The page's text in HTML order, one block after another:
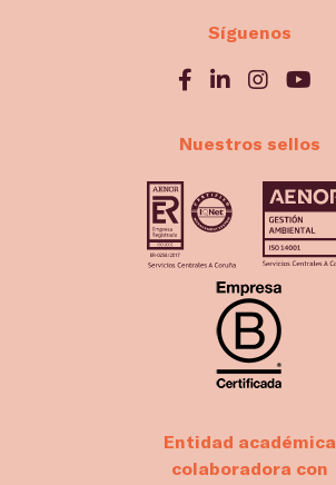
Síguenos
Nuestros sellos
Entidad académica
colaboradora con